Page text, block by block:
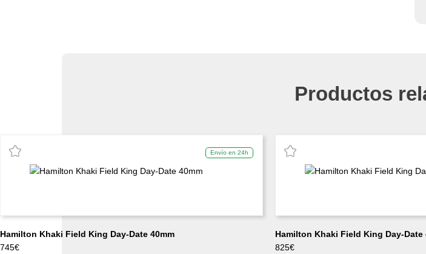
Productos
Envío en 24h
Hamilton Khaki Field King Day-Date 40mm
745€
Hamilton Khaki Field King Day-Date
825€